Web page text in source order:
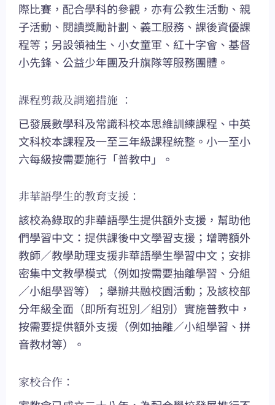
際比賽，配合學科的參觀，亦有公教生活動、親
子活動、閱讀獎勵計劃、義工服務、課後資優課
程等；另設領袖生、小女童軍、紅十字會、基督
小先鋒、公益少年團及升旗隊等服務團體。
課程剪裁及調適措施 ：
已發展數學科及常識科校本思維訓練課程、中英
文科校本課程及一至三年級課程統整。小一至小
六每級按需要施行「普教中」。
非華語學生的教育支援：
該校為錄取的非華語學生提供額外支援，幫助他
們學習中文：提供課後中文學習支援；增聘額外
教師／教學助理支援非華語學生學習中文；安排
密集中文教學模式（例如按需要抽離學習、分組
／小組學習等）；舉辦共融校園活動；及該校部
分年級全面（即所有班別／組別）實施普教中，
按需要提供額外支援（例如抽離／小組學習、拼
音教材等）。
家校合作：